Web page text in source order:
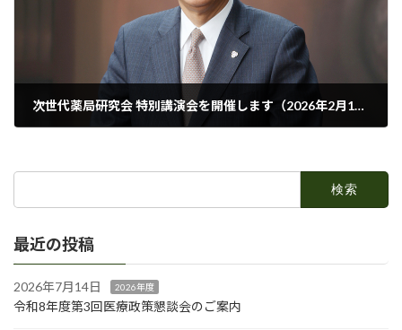
次世代薬局研究会 特別講演会を開催します（2026年2月11日［水・祝］）
最近の投稿
2026年7月14日 2026年度
令和8年度第3回医療政策懇談会のご案内